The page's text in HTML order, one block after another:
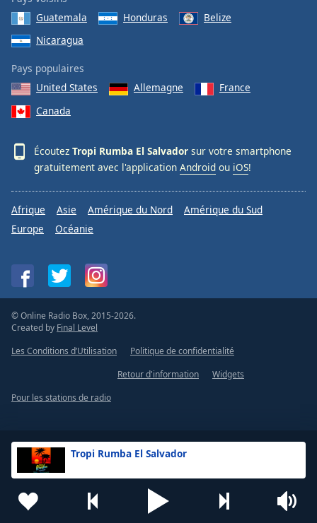
End
dialog
window.
Tropi Rumba El Salvador
Guatemala
Honduras
Belize
Nicaragua
Pays populaires
United States
Allemagne
France
Canada
Écoutez Tropi Rumba El Salvador sur votre smartphone
gratuitement avec l'application Android ou iOS!
Afrique Asie Amérique du Nord
Amérique du Sud
Europe
Océanie
© Online Radio Box, 2015-2026.
Created by Final Level
Les Conditions d’Utilisation
Politique de confidentialité
Retour d'information
Widgets
Pour les stations de radio